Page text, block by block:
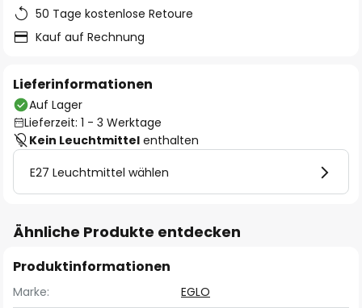
50 Tage kostenlose Retoure
Kauf auf Rechnung
Lieferinformationen
Auf Lager
Lieferzeit: 1 - 3 Werktage
Kein Leuchtmittel enthalten
E27 Leuchtmittel wählen
Ähnliche Produkte entdecken
Produktinformationen
Marke:
EGLO